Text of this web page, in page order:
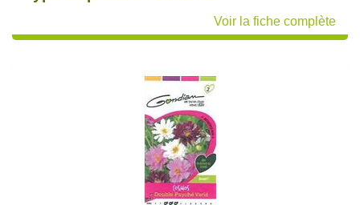
Voir la fiche complète